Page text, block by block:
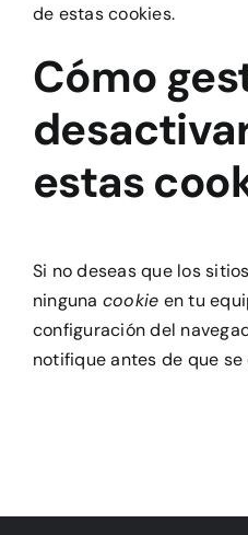
de estas cookies.
Cómo
estas
Si no deseas que los
ninguna cookie en tu
configuración del
notifique antes de que se